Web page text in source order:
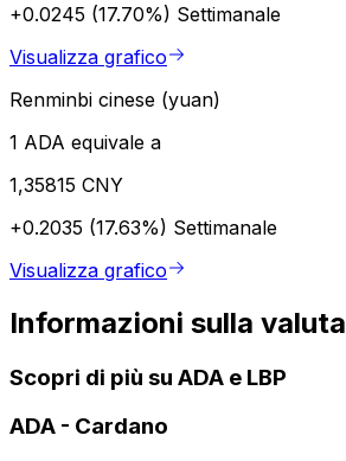
+0.0245 (17.70%) Settimanale
Visualizza grafico
Renminbi cinese (yuan)
1 ADA equivale a
1,35815 CNY
+0.2035 (17.63%) Settimanale
Visualizza grafico
Informazioni sulla valuta
Scopri di più su ADA e LBP
ADA - Cardano